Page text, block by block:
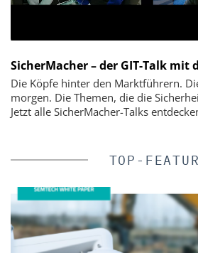
SicherMacher – der GIT-Talk
Die Köpfe hinter den Marktführern.
morgen. Die Themen, die die
Jetzt alle SicherMacher-Talks
TOP-